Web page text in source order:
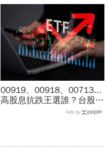
00919、00918、00713...
高股息抗跌王選誰？台股7
月跌6％，它竟逆勢漲
Ads by